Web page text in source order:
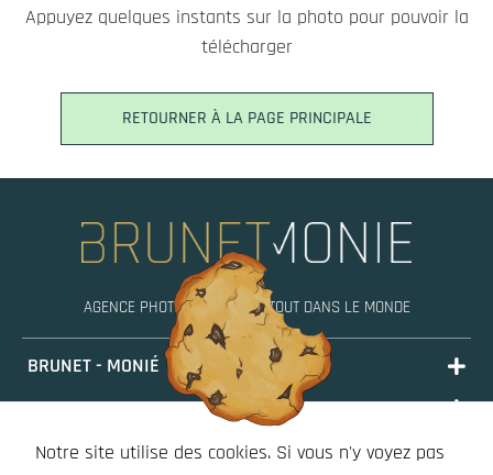
Appuyez quelques instants sur la photo pour pouvoir la
télécharger
RETOURNER À LA PAGE PRINCIPALE
AGENCE PHOTO, MOBILE PARTOUT DANS LE MONDE
BRUNET - MONIÉ
PORTFOLIO
STORIES
Notre site utilise des cookies. Si vous n'y voyez pas